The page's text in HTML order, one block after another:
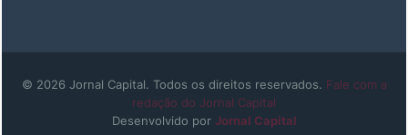
© 2026 Jornal Capital. Todos os direitos reservados. Fale com a
redação do Jornal Capital
Desenvolvido por Jornal Capital